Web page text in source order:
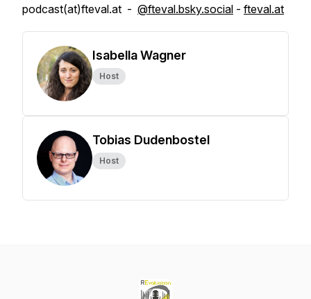
podcast(at)fteval.at - @fteval.bsky.social - fteval.at
Isabella Wagner
Host
Tobias Dudenbostel
Host